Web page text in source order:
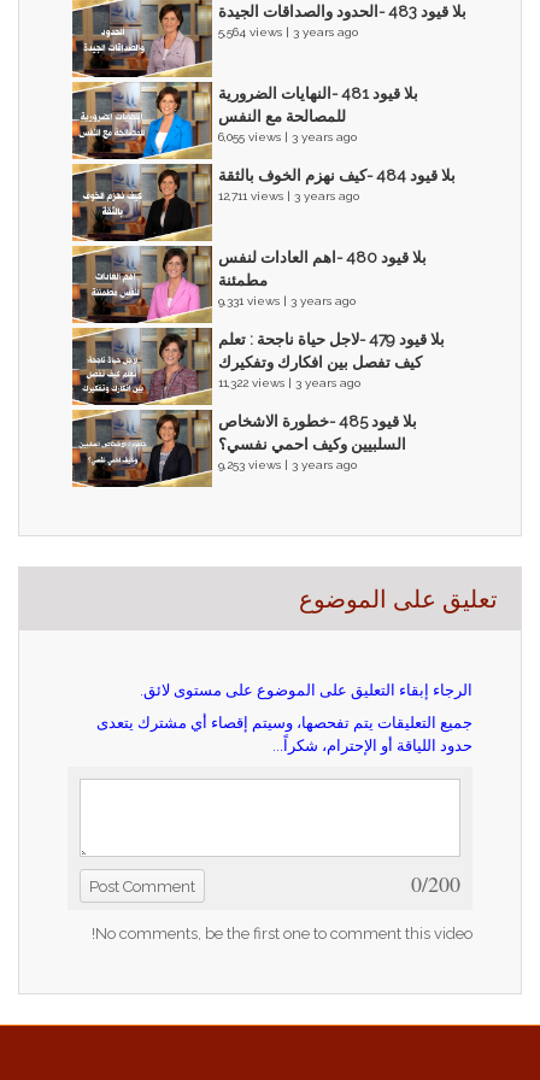
بلا قيود 483 -الحدود والصداقات الجيدة
5,564 views | 3 years ago
بلا قيود 481 -النهايات الضرورية
للمصالحة مع النفس
6,055 views | 3 years ago
بلا قيود 484 -كيف نهزم الخوف بالثقة
12,711 views | 3 years ago
بلا قيود 480 -اهم العادات لنفس
مطمئنة
9,331 views | 3 years ago
بلا قيود 479 -لاجل حياة ناجحة : تعلم
كيف تفصل بين افكارك وتفكيرك
11,322 views | 3 years ago
بلا قيود 485 -خطورة الاشخاص
السلبيين وكيف احمي نفسي؟
9,253 views | 3 years ago
تعليق على الموضوع
الرجاء إبقاء التعليق على الموضوع على مستوى لائق.
جميع التعليقات يتم تفحصها، وسيتم إقصاء أي مشترك يتعدى
حدود اللياقة أو الإحترام، شكراً...
Post Comment 0/200
No comments, be the first one to comment this video!